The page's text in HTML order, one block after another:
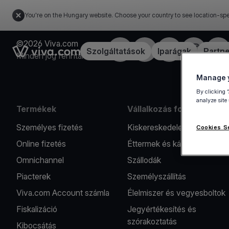
You're on the Hungary website. Choose your country to see location-
Link to the homepageSzolgáltatások Iparágak
©2026 Viva.com
Minden jog fenntartva
FacebookTwitterLinkedInInstagram
Termékek
Személyes fizetés
Online fizetés
Omnichannel
Piacterek
Viva.com Account számla
Fiskalizáció
Kibocsátás
Vállalkozás formák
Kiskereskedelem
Éttermek és kávézók
Szállodák
Személyszállítás
Élelmiszer és vegyesboltok
Jegyértékesítés és
szórakoztatás
Manage
By clicking
analyze
Cookies